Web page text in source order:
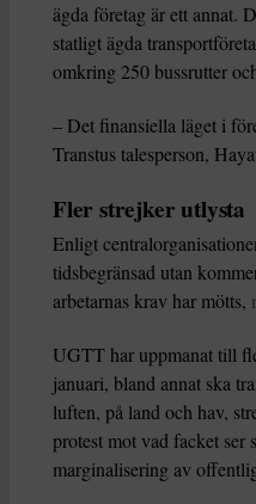
ägda företag är ett annat.
statligt ägda
omkring 250 bussrutter
– Det finansiella läget i
Transtus talesperson,
Fler strejker utlysta
Enligt
tidsbegränsad utan
arbetarnas krav har mötts,
UGTT har uppmanat till
januari, bland annat ska
luften, på land och hav,
protest mot vad facket ser
marginalisering av